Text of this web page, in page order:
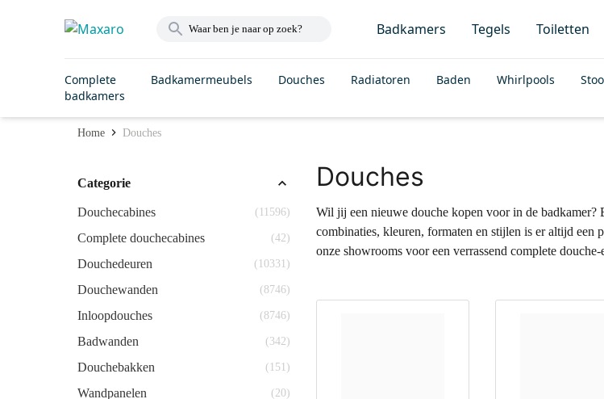
Badkamers Tegels Toiletten
Complete
badkamers
Badkamermeubels Douches Radiatoren Baden Whirlpools
Home Douches
Categorie
Douchecabines (11596)
Complete douchecabines (42)
Douchedeuren (10331)
Douchewanden (8746)
Inloopdouches (8746)
Badwanden (342)
Douchebakken (151)
Wandpanelen (20)
Douches
Wil jij een nieuwe douche kopen voor in de
combinaties, kleuren, formaten en stijlen is er altijd
onze showrooms voor een verrassend complete